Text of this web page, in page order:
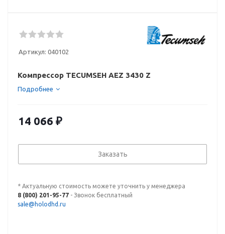
Артикул: 040102
Компрессор TECUMSEH AEZ 3430 Z
Подробнее
14 066 ₽
Заказать
* Актуальную стоимость можете уточнить у менеджера
8 (800) 201-95-77 - Звонок бесплатный
sale@holodhd.ru